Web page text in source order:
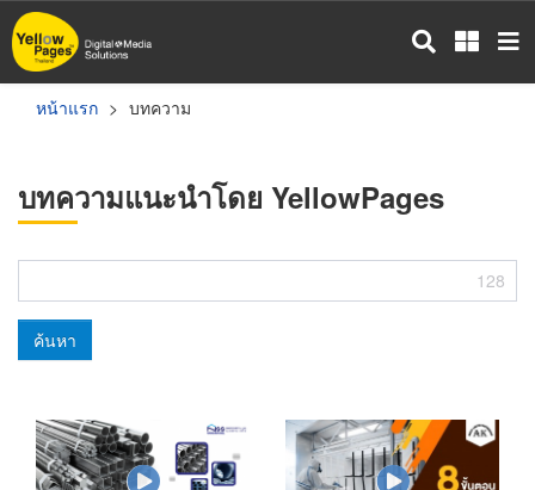
ข้าม
ไป
เนื้อหาหน้าแรก บทความ
บทความแนะนำโดย YellowPages
128
ค้นหา